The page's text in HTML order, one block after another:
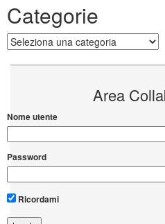
Categorie
Categorie
Area
Nome utente
Password
Ricordami